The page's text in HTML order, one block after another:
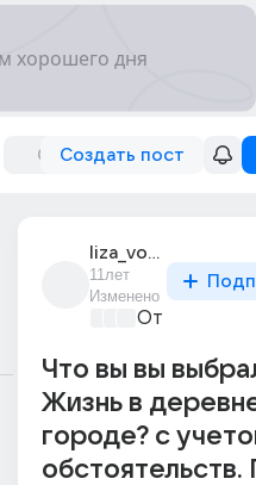
Создать пост
liza_volkova_457
11лет
Изменено
От
Что вы вы
Жизнь в
городе? с